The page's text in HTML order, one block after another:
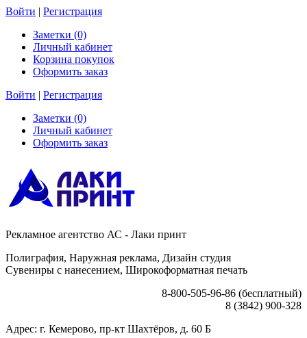
Войти | Регистрация
Заметки (0)
Личный кабинет
Корзина покупок
Оформить заказ
Войти | Регистрация
Заметки (0)
Личный кабинет
Оформить заказ
Рекламное агентство АС - Лаки принт
Полиграфия, Наружная реклама, Дизайн студия
Сувениры с нанесением, Широкоформатная печать
8-800-505-96-86 (бесплатный)
8 (3842) 900-328
Адрес: г. Кемерово, пр-кт Шахтёров, д. 60 Б